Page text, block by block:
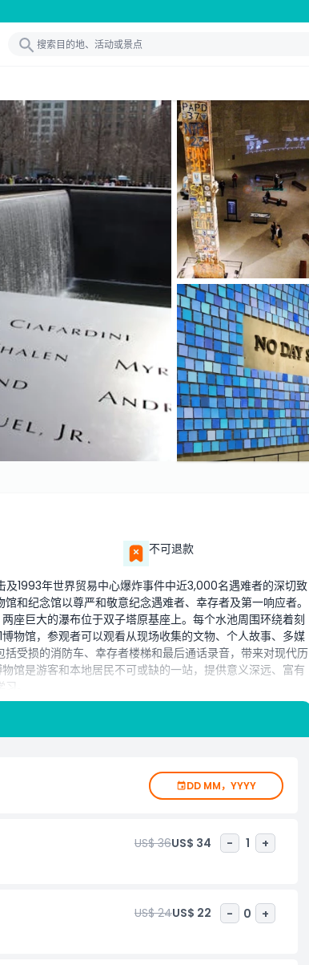
不可退款
及1993年世界贸易中心爆炸事件中近3,000名遇难者的深切致
和纪念馆以尊严和敬意纪念遇难者、幸存者及第一响应者。
座巨大的瀑布位于双子塔原基座上。每个水池周围环绕着刻
物馆，参观者可以观看从现场收集的文物、个人故事、多媒
受损的消防车、幸存者楼梯和最后通话录音，带来对现代历
馆是游客和本地居民不可或缺的一站，提供意义深远、富有
。
DD MM，YYYY
US$ 36US$ 34 - 1 +
US$ 24US$ 22 - 0 +